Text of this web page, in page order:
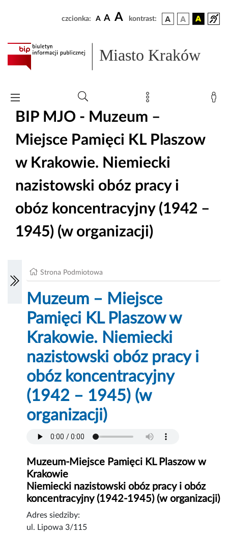
czcionka: A A A kontrast:
Miasto Kraków
BIP MJO - Muzeum –
Miejsce Pamięci KL Plaszow
w Krakowie. Niemiecki
nazistowski obóz pracy i
obóz koncentracyjny (1942 –
1945) (w organizacji)
Strona Podmiotowa
Muzeum – Miejsce
Pamięci KL Plaszow w
Krakowie. Niemiecki
nazistowski obóz pracy i
obóz koncentracyjny
(1942 – 1945) (w
organizacji)
Muzeum-Miejsce Pamięci KL Plaszow w
Krakowie
Niemiecki nazistowski obóz pracy i obóz
koncentracyjny (1942-1945) (w organizacji)
Adres siedziby:
ul. Lipowa 3/115